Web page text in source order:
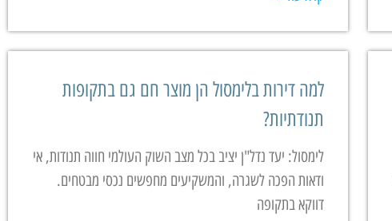
למה דירות בלימסול הן מוצר חם גם בתקופות
תנודתיות?
לימסול: יעד נדל"ן יציב בכל מצב השוק העולמי חווה תנודות, אי
ודאות הפכה לשגרה, והמשקיעים מחפשים נכסי מבטחים.
דווקא בתקופה